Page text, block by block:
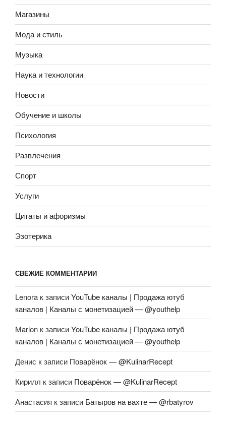
Магазины
Мода и стиль
Музыка
Наука и технологии
Новости
Обучение и школы
Психология
Развлечения
Спорт
Услуги
Цитаты и афоризмы
Эзотерика
СВЕЖИЕ КОММЕНТАРИИ
Lenora к записиYouTube каналы | Продажа ютуб
каналов | Каналы с монетизацией — @youthelp
Marlon к записиYouTube каналы | Продажа ютуб
каналов | Каналы с монетизацией — @youthelp
Денис к записи Поварёнок — @KulinarRecept
Кирилл к записи Поварёнок — @KulinarRecept
Анастасия к записи Батыров на вахте — @rbatyrov